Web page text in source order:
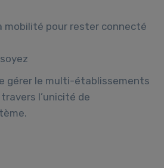
mobilité pour rester connecté
gérer le multi-établissements
l’unicité de